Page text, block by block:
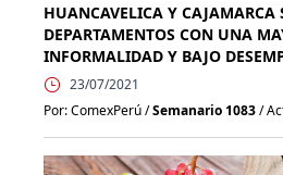
HUANCAVELICA Y CAJAMARCA
DEPARTAMENTOS CON UNA
INFORMALIDAD Y BAJO
23/07/2021
Por: ComexPerú /Semanario 1083/